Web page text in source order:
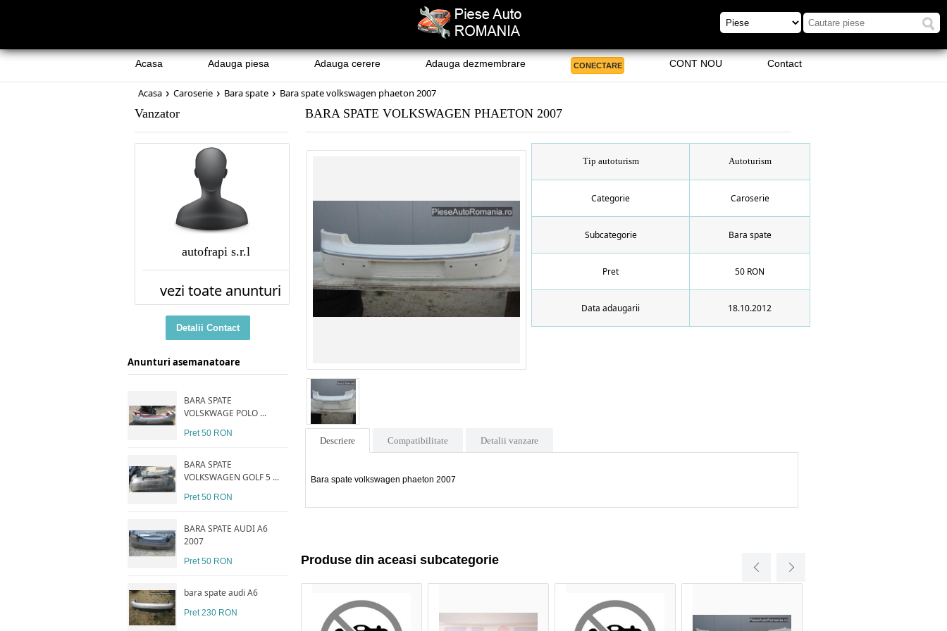
Acasa Adauga piesa Adauga cerere Adauga dezmembrare CONECTARE CONT NOU Contact
Acasa › Caroserie › Bara spate › Bara spate volkswagen phaeton 2007
Vanzator
autofrapi s.r.l
vezi toate anunturi
Detalii Contact
Anunturi asemanatoare
BARA SPATE
VOLSKWAGE POLO ...
Pret 50 RON
BARA SPATE
VOLKSWAGEN GOLF 5 ...
Pret 50 RON
BARA SPATE AUDI A6
2007
Pret 50 RON
bara spate audi A6
Pret 230 RON
BARA SPATE VOLKSWAGEN PHAETON 2007
Tip autoturism Autoturism
Categorie Caroserie
Subcategorie Bara spate
Pret 50 RON
Data adaugarii 18.10.2012
Descriere Compatibilitate Detalii vanzare
Bara spate volkswagen phaeton 2007
Produse din aceasi subcategorie